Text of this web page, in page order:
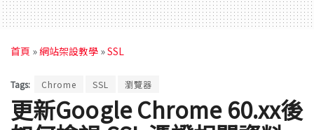
首頁 » 網站架設教學 »SSL
Tags: Chrome SSL 瀏覽器
更新Google Chrome 60.xx後